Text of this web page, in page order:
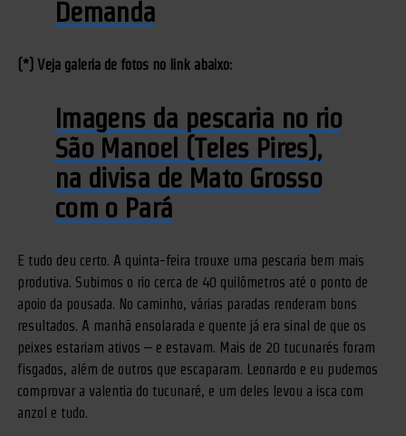
Demanda
(*) Veja galeria de fotos no link abaixo:
Imagens da pescaria no rio
São Manoel (Teles Pires),
na divisa de Mato Grosso
com o Pará
E tudo deu certo. A quinta-feira trouxe uma pescaria bem mais
produtiva. Subimos o rio cerca de 40 quilômetros até o ponto de
apoio da pousada. No caminho, várias paradas renderam bons
resultados. A manhã ensolarada e quente já era sinal de que os
peixes estariam ativos – e estavam. Mais de 20 tucunarés foram
fisgados, além de outros que escaparam. Leonardo e eu pudemos
comprovar a valentia do tucunaré, e um deles levou a isca com
anzol e tudo.